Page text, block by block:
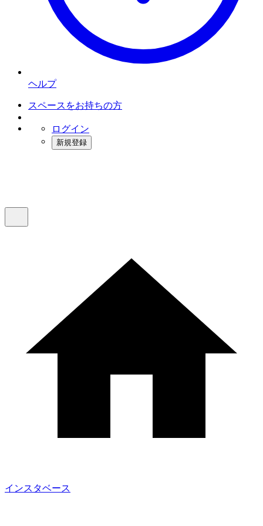
ヘルプ
スペースをお持ちの方
ログイン
新規登録
インスタベース